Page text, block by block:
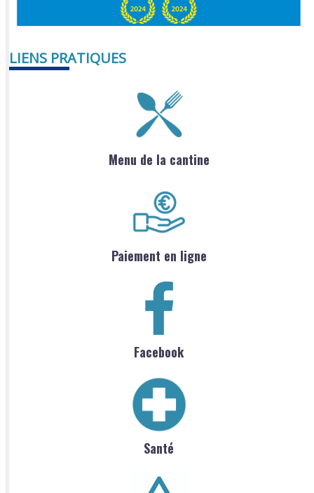
LIENS PRATIQUES
Menu de la cantine
Paiement en ligne
Facebook
Santé